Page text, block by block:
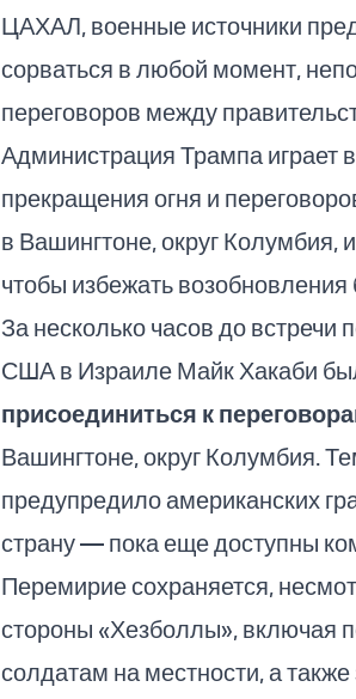
ЦАХАЛ, военные источники
сорваться в любой момент,
переговоров между
Администрация Трампа играет
прекращения огня и
в Вашингтоне, округ Колумбия,
чтобы избежать
За несколько часов до встречи
США в Израиле Майк Хакаби
присоединиться к
Вашингтоне, округ Колумбия.
предупредило американских
страну — пока еще доступны
Перемирие сохраняется,
стороны «Хезболлы», включая
солдатам на местности, а